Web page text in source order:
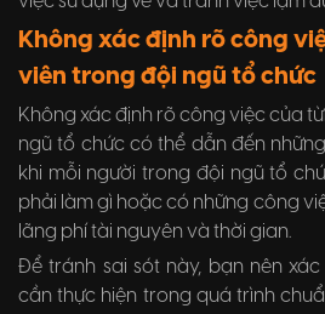
Không xác định rõ công
viên trong đội ngũ tổ chức
Không xác định rõ công việc của
ngũ tổ chức có thể dẫn đến
khi mỗi người trong đội ngũ tổ
phải làm gì hoặc có những công
lãng phí tài nguyên và thời gian.
Để tránh sai sót này, bạn nên
cần thực hiện trong quá trình